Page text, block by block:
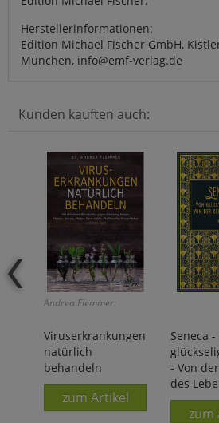
Herstellerinformationen:
Edition Michael Fischer GmbH,
München, info@emf-verlag.de
Kunden kauften auch:
Andrea Flemmer:
Viruserkrankungen
natürlich
behandeln
zum Artikel
Seneca -
- Von
des
zum